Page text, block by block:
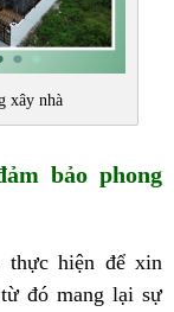
xây nhà
bảo phong
thực hiện để xin
đó mang lại sự